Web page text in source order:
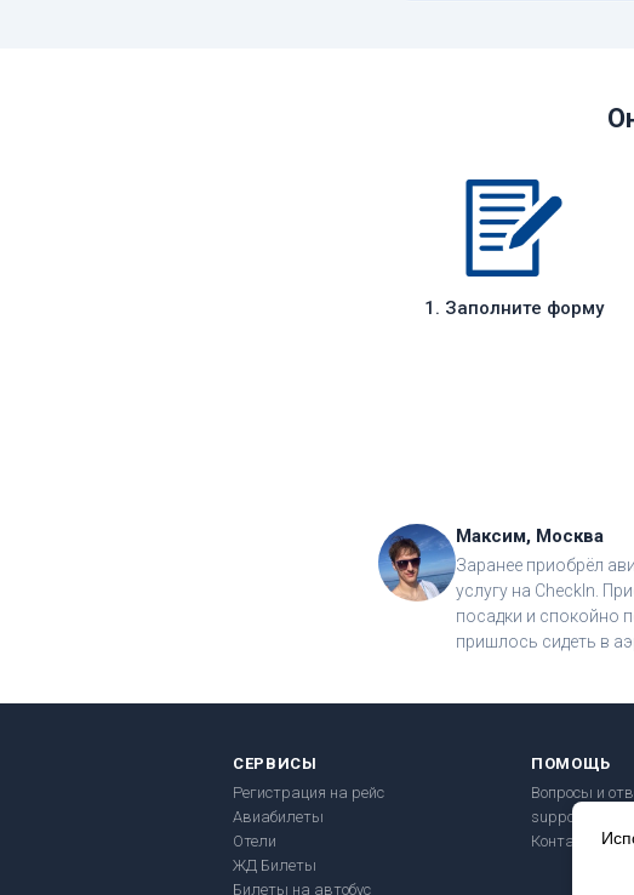
1. Заполните форму
Максим, Москва
Заранее приобрёл
услугу на CheckIn.
посадки и спокойно
пришлось сидеть в
СЕРВИСЫ
Регистрация на рейс
Авиабилеты
Отели
ЖД Билеты
Билеты на автобус
ПОМОЩЬ
Вопросы и
Контакты